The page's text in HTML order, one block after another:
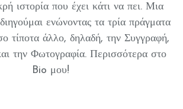
ιστορία που έχει κάτι να πει. Μια
ενώνοντας τα τρία πράγματα
τίποτα άλλο, δηλαδή, την Συγγραφή,
την Φωτογραφία. Περισσότερα στο
Bio μου!